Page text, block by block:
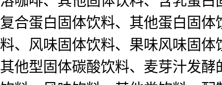
复合蛋白固体饮料、其他蛋白固
料、风味固体饮料、果味风味固
其他型固体碳酸饮料、麦芽汁发